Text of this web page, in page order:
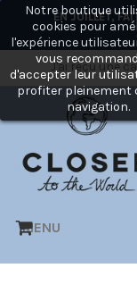
EN JUILLET,
J'ai reçu une
MENU
Notre boutique
cookies pour
l'expérience
vous
d'accepter leur
profiter pleinement
navigation.